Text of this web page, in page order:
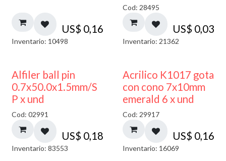
US$ 0,16
Inventario: 10498
Cod: 28495
US$ 0,03
Inventario: 21362
Alfiler ball pin
0.7x50.0x1.5mm/S
P x und
Cod: 02991
US$ 0,18
Inventario: 83553
Acrilico K1017 gota
con cono 7x10mm
emerald 6 x und
Cod: 29917
US$ 0,16
Inventario: 16069